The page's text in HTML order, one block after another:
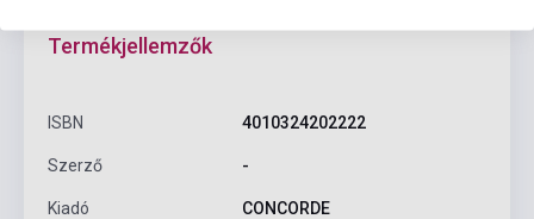
Termékjellemzők
ISBN 4010324202222
Szerző -
Kiadó CONCORDE